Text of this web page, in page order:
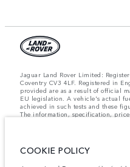
Jaguar Land Rover Limited:
Coventry CV3 4LF. Registered in
provided are as a result of official
EU legislation. A vehicle's actual
achieved in such tests and these
The information, specification,
Նշված կշիռներն արտացոլում են
Աքսեսուարները և
COOKIE POLICY